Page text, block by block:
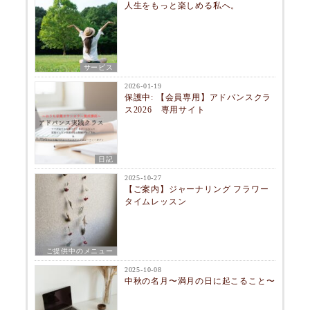
サービス
人生をもっと楽しめる私へ。
日記
2026-01-19
保護中: 【会員専用】アドバンスクラ
ス2026 専用サイト
ご提供中のメニュー
2025-10-27
【ご案内】ジャーナリング フラワー
タイムレッスン
2025-10-08
中秋の名月〜満月の日に起こること〜